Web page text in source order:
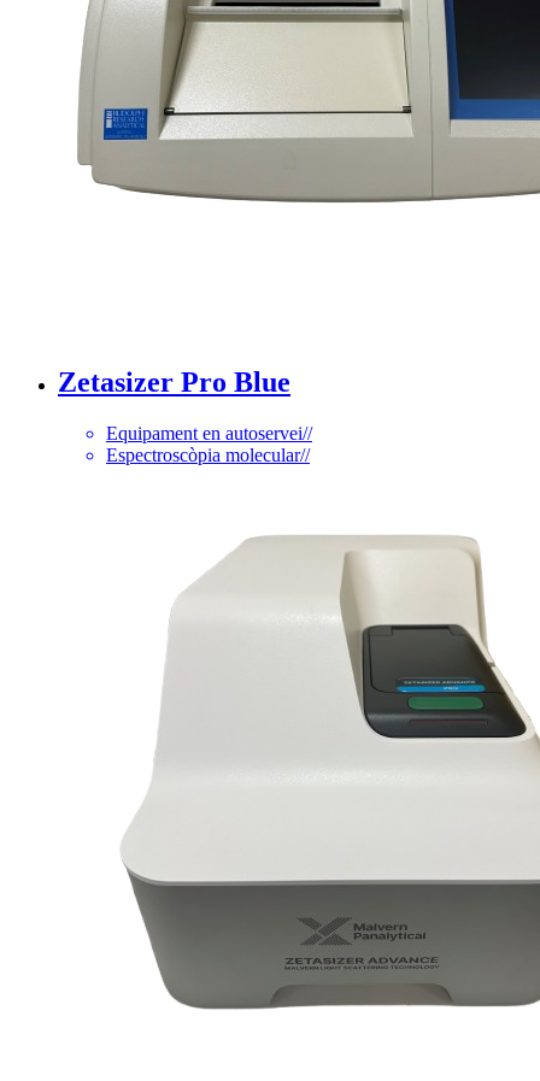
Zetasizer Pro Blue
Equipament en autoservei//
Espectroscòpia molecular//